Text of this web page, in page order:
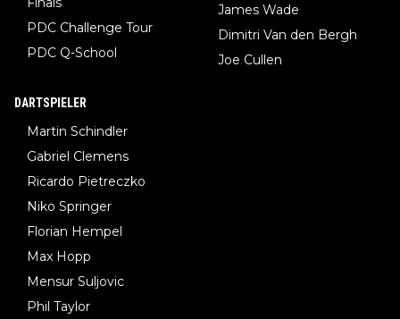
PDC Challenge Tour
PDC Q-School
James Wade
Dimitri Van den Bergh
Joe Cullen
DARTSPIELER
Martin Schindler
Gabriel Clemens
Ricardo Pietreczko
Niko Springer
Florian Hempel
Max Hopp
Mensur Suljovic
Phil Taylor